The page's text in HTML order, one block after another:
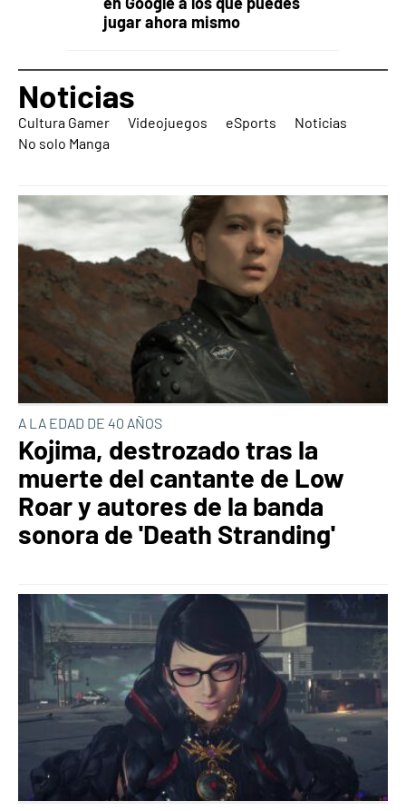
jugar ahora mismo
Noticias
Cultura Gamer Videojuegos eSports
Noticias
No solo Manga
A LA EDAD DE 40 AÑOS
Kojima, destrozado tras la
muerte del cantante de Low
Roar y autores de la banda
sonora de 'Death Stranding'